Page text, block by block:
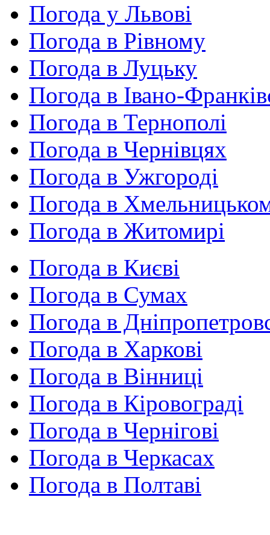
Погода у Львові
Погода в Рівному
Погода в Луцьку
Погода в Івано-
Погода в Тернополі
Погода в Чернівцях
Погода в Ужгороді
Погода в
Погода в Житомирі
Погода в Києві
Погода в Сумах
Погода в
Погода в Харкові
Погода в Вінниці
Погода в Кіровограді
Погода в Чернігові
Погода в Черкасах
Погода в Полтаві